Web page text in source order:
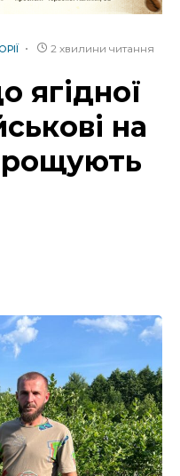
2 хвилини читання
ягідної
на